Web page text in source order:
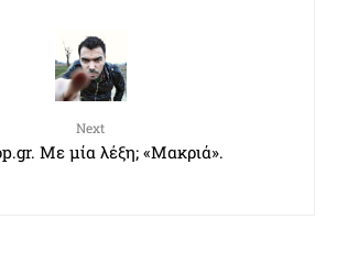
Next
Με μία λέξη; «Μακριά».